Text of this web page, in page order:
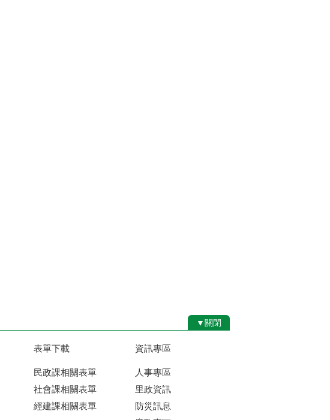
▼關閉
表單下載
民政課相關表單
社會課相關表單
經建課相關表單
資訊專區
人事專區
里政資訊
防災訊息